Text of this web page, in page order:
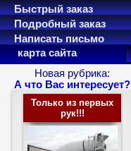
Быстрый заказ
Подробный заказ
Написать письмо
карта сайта
Новая рубрика:
А что Вас интересует?
Только из первых
рук!!!